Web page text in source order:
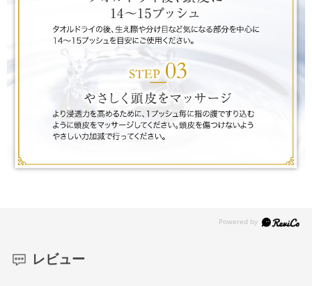
レビュー